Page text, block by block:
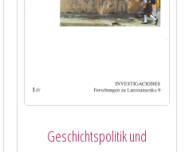
Geschichtspolitik und